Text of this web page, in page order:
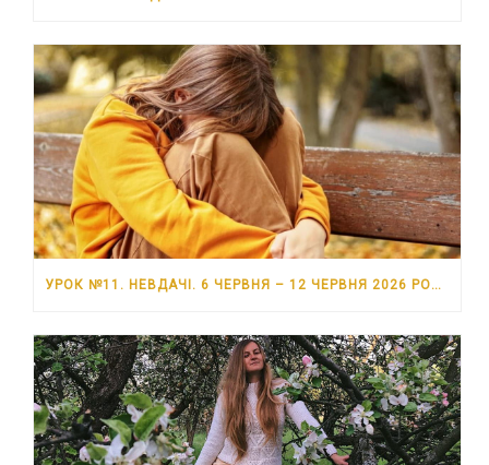
УРОК №11. НЕВДАЧІ. 6 ЧЕРВНЯ – 12 ЧЕРВНЯ 2026 РОКУ